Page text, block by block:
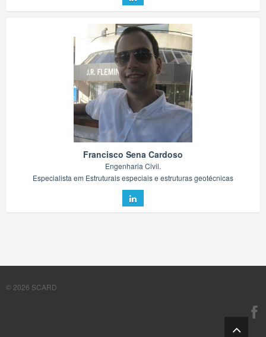
Francisco Sena Cardoso
Engenharia Civil.
Especialista em Estruturais especiais e estruturas geotécnicas
© 2026 SCARD